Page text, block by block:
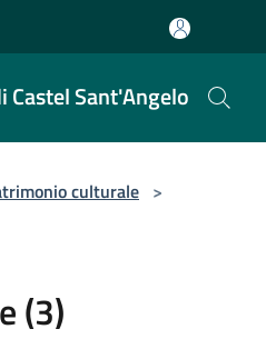
Castel Sant'Angelo
culturale >
(3)